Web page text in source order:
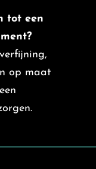
tot een
op maat